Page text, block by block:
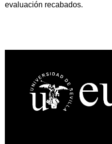
evaluación recabados.